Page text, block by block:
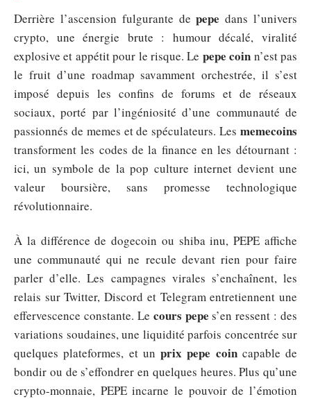
Derrière l’ascension fulgurante depepe dans l’univers
crypto, une énergie brute : humour décalé, viralité
explosive et appétit pour le risque. Le pepe coin n’est pas
le fruit d’une roadmap savamment orchestrée, il s’est
imposé depuis les confins de forums et de réseaux
sociaux, porté par l’ingéniosité d’une communauté de
passionnés de memes et de spéculateurs. Les memecoins
transforment les codes de la finance en les détournant :
ici, un symbole de la pop culture internet devient une
valeur boursière, sans promesse technologique
révolutionnaire.
À la différence de dogecoin ou shiba inu, PEPE affiche
une communauté qui ne recule devant rien pour faire
parler d’elle. Les campagnes virales s’enchaînent, les
relais sur Twitter, Discord et Telegram entretiennent une
effervescence constante. Le cours pepe s’en ressent : des
variations soudaines, une liquidité parfois concentrée sur
quelques plateformes, et un prix pepe coincapable de
bondir ou de s’effondrer en quelques heures. Plus qu’une
crypto-monnaie, PEPE incarne le pouvoir de l’émotion